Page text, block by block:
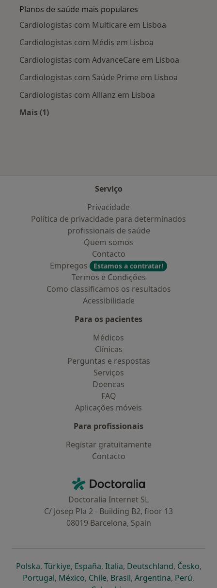
Planos de saúde mais populares
Cardiologistas com Multicare em Lisboa
Cardiologistas com Médis em Lisboa
Cardiologistas com AdvanceCare em Lisboa
Cardiologistas com Saúde Prime em Lisboa
Cardiologistas com Allianz em Lisboa
Mais (1)
Serviço
Privacidade
Política de privacidade para determinados
profissionais de saúde
Quem somos
Contacto
Empregos
Estamos a contratar!
Termos e Condições
Como classificamos os resultados
Acessibilidade
Para os pacientes
Médicos
Clínicas
Perguntas e respostas
Serviços
Doencas
FAQ
Aplicações móveis
Para profissionais
Registar gratuitamente
Contacto
Doctoralia - Homepage
Doctoralia Internet SL
C/ Josep Pla 2 - Building B2, floor 13
08019 Barcelona, Spain
Polskaabre num novo separador
, Türkiyeabre num novo separador
, Españaabre num novo separador
, Italiaabre num novo
, Deutschlandabre num
, Česko,
Portugalabre num novo separador
, Méxicoabre num novo separador
, Chileabre num novo separador
, Brasilabre num novo
, Argentinaabre num
, Perúabre
,